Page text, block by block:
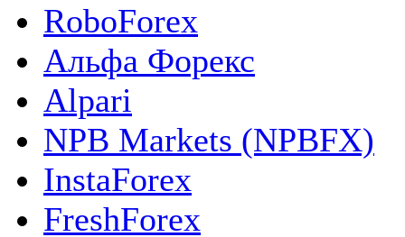
RoboForex
Альфа Форекс
Alpari
NPB Markets (NPBFX)
InstaForex
FreshForex